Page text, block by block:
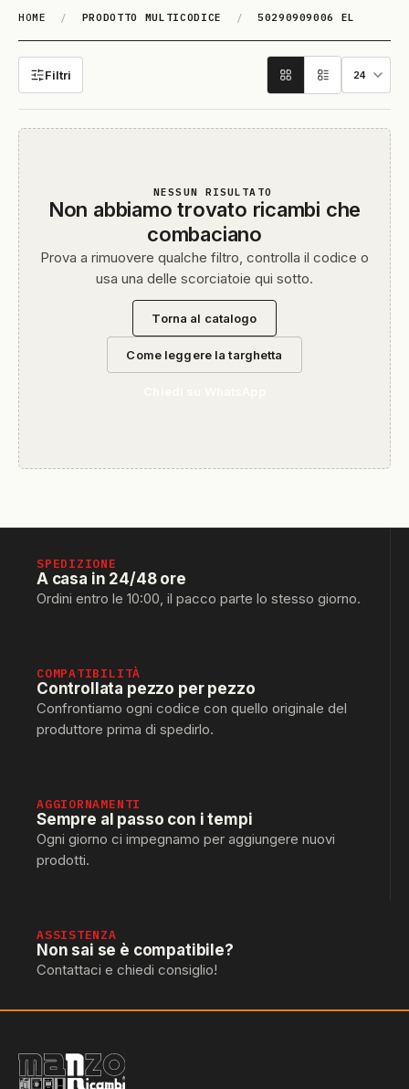
HOME / PRODOTTO MULTICODICE / 50290909006 EL
50290909006 EL
Filtri
NESSUN RISULTATO
Non abbiamo trovato ricambi che
combaciano
Prova a rimuovere qualche filtro, controlla il codice o
usa una delle scorciatoie qui sotto.
Torna al catalogo
Come leggere la targhetta
SPEDIZIONE
A casa in 24/48 ore
Ordini entro le 10:00, il pacco parte lo stesso giorno.
COMPATIBILITÀ
Controllata pezzo per pezzo
Confrontiamo ogni codice con quello originale del
produttore prima di spedirlo.
AGGIORNAMENTI
Sempre al passo con i tempi
Ogni giorno ci impegnamo per aggiungere nuovi
prodotti.
ASSISTENZA
Non sai se è compatibile?
Contattaci e chiedi consiglio!